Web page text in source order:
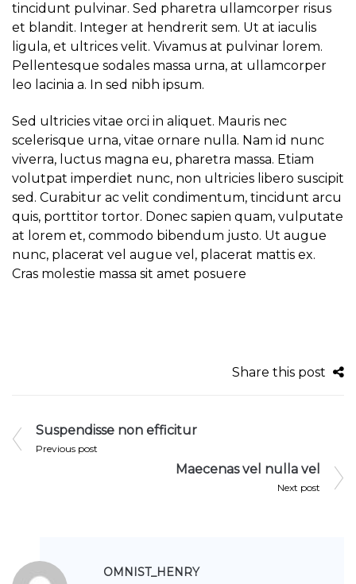
tincidunt pulvinar. Sed pharetra ullamcorper risus
et blandit. Integer at hendrerit sem. Ut at iaculis
ligula, et ultrices velit. Vivamus at pulvinar lorem.
Pellentesque sodales massa urna, at ullamcorper
leo lacinia a. In sed nibh ipsum.
Sed ultricies vitae orci in aliquet. Mauris nec
scelerisque urna, vitae ornare nulla. Nam id nunc
viverra, luctus magna eu, pharetra massa. Etiam
volutpat imperdiet nunc, non ultricies libero suscipit
sed. Curabitur ac velit condimentum, tincidunt arcu
quis, porttitor tortor. Donec sapien quam, vulputate
at lorem et, commodo bibendum justo. Ut augue
nunc, placerat vel augue vel, placerat mattis ex.
Cras molestie massa sit amet posuere
Share this post
Suspendisse non efficitur
Previous post
Maecenas vel nulla vel
Next post
OMNIST_HENRY